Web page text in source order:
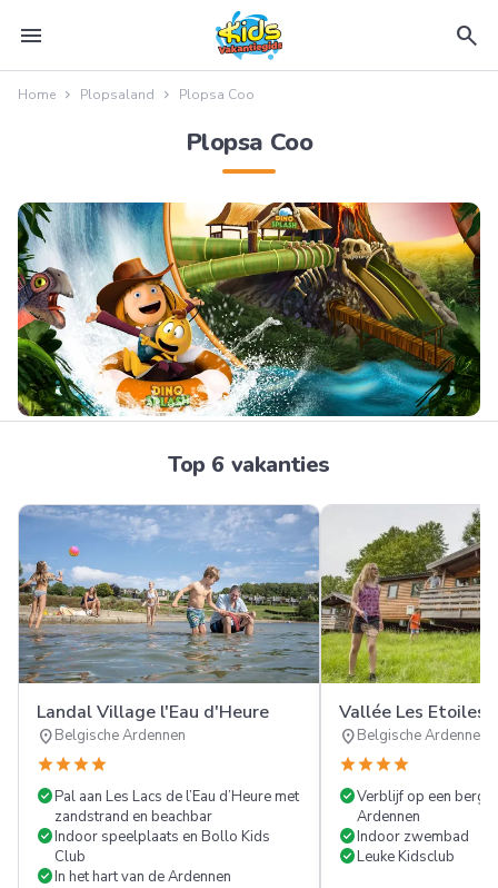
menu search
Home Plopsaland Plopsa Coo
Plopsa Coo
Top 6 vakanties
Landal Village l'Eau d'Heure
location_onBelgische Ardennen
starstarstarstar
check_circlePal aan Les Lacs de l’Eau d’Heure met
zandstrand en beachbar
check_circleIndoor speelplaats en Bollo Kids
Club
check_circleIn het hart van de Ardennen
Vallée Les Etoiles
location_onBelgische Ardennen
starstarstarstar
check_circleVerblijf op een
Ardennen
check_circleIndoor zwembad
check_circleLeuke Kidsclub